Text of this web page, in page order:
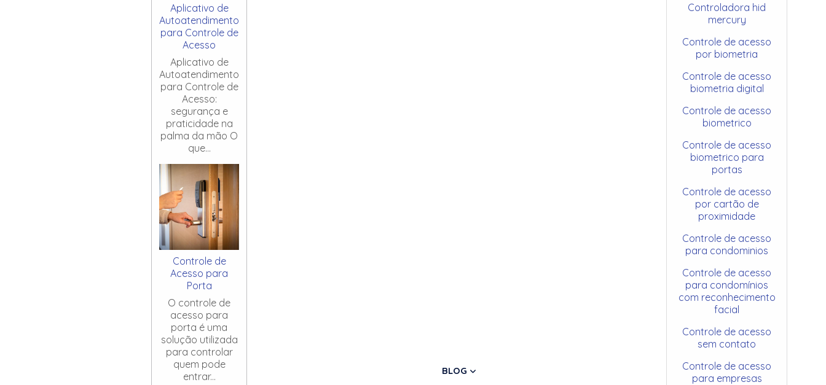
Aplicativo de
Autoatendimento
para Controle de
Acesso
Aplicativo de
Autoatendimento
para Controle de
Acesso:
segurança e
praticidade na
palma da mão O
que...
Controle de
Acesso para
Porta
O controle de
acesso para
porta é uma
solução utilizada
para controlar
quem pode
entrar...
BLOG
Controladora hid
mercury
Controle de acesso
por biometria
Controle de acesso
biometria digital
Controle de acesso
biometrico
Controle de acesso
biometrico para
portas
Controle de acesso
por cartão de
proximidade
Controle de acesso
para condominios
Controle de acesso
para condomínios
com reconhecimento
facial
Controle de acesso
sem contato
Controle de acesso
para empresas